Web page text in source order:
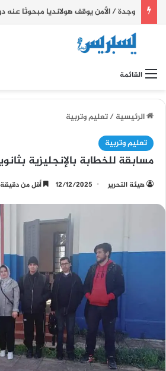
وجدة / الأمن يوقف هولانديا مبحوثا عنه
القائمة
الرئيسية/تعليم وتربية
تعليم وتربية
مسابقة للخطابة بالإنجليزية
هيئة التحرير 12/12/2025 أقل من دقيقة